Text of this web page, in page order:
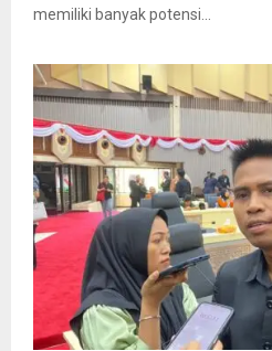
memiliki banyak potensi...